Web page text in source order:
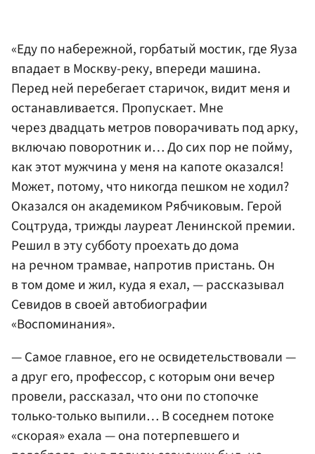
«Еду по набережной, горбатый мостик, где Яуза
впадает в Москву-реку, впереди машина.
Перед ней перебегает старичок, видит меня и
останавливается. Пропускает. Мне
через двадцать метров поворачивать под арку,
включаю поворотник и… До сих пор не пойму,
как этот мужчина у меня на капоте оказался!
Может, потому, что никогда пешком не ходил?
Оказался он академиком Рябчиковым. Герой
Соцтруда, трижды лауреат Ленинской премии.
Решил в эту субботу проехать до дома
на речном трамвае, напротив пристань. Он
в том доме и жил, куда я ехал, — рассказывал
Севидов в своей автобиографии
«Воспоминания».
— Самое главное, его не освидетельствовали —
а друг его, профессор, с которым они вечер
провели, рассказал, что они по стопочке
только-только выпили… В соседнем потоке
«скорая» ехала — она потерпевшего и